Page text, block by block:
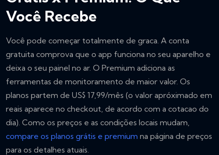
Você Recebe
Você pode começar totalmente de graca. A conta
gratuita comprova que o app funciona no seu aparelho e
deixa o seu painel no ar. O Premium adiciona as
ferramentas de monitoramento de maior valor. Os
planos partem de US$ 17,99/mês (o valor apróximado em
reais aparece no checkout, de acordo com a cotacao do
dia). Como os preços e as condições locais mudam,
compare os planos grátis e premium na página de preços
para os detalhes atuais.